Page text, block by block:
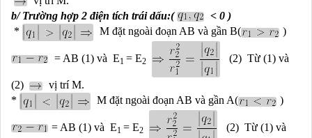
b/ Trường hợp 2 điện tích trái dấu:(
< 0 )
*
M đặt ngoài đoạn AB và gần B( )
= AB (1) và E1 = E2 (2) Từ (1) và
(2)
vị trí M.
*
M đặt ngoài đoạn AB và gần A( )
= AB (1) và E1 = E2 (2) Từ (1) và